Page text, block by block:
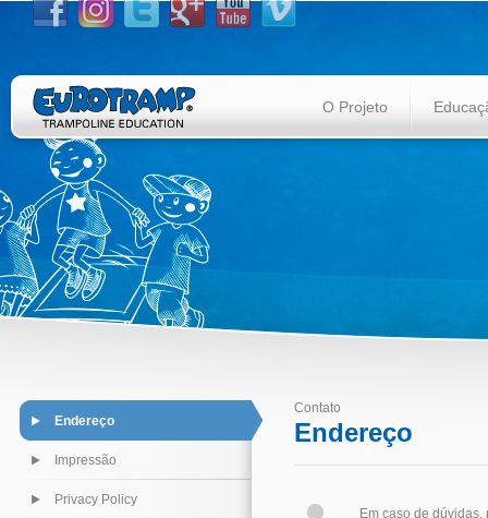
O Projeto
Endereço
Impressão
Privacy Policy
Contato
Endereço
Em caso de